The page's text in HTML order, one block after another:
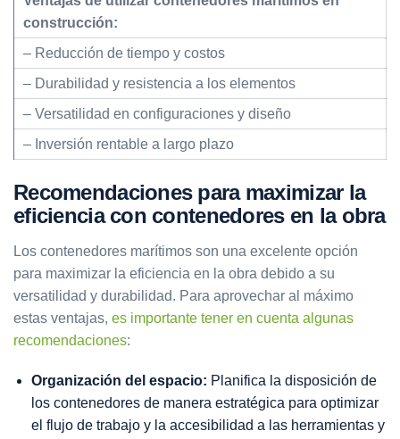
construcción:
– Reducción de tiempo y costos
– Durabilidad y resistencia a los elementos
– Versatilidad en configuraciones y diseño
– Inversión rentable a largo plazo
Recomendaciones para maximizar la
eficiencia con contenedores en la obra
Los contenedores marítimos son una excelente opción
para maximizar la eficiencia en la obra debido a su
versatilidad y durabilidad. Para aprovechar al máximo
estas ventajas, es importante tener en cuenta algunas
recomendaciones:
Organización del espacio: Planifica la disposición de
los contenedores de manera estratégica para optimizar
el flujo de trabajo y la accesibilidad a las herramientas y